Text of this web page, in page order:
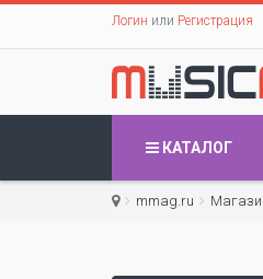
Логин или Регистрация
КАТАЛОГ
mmag.ru